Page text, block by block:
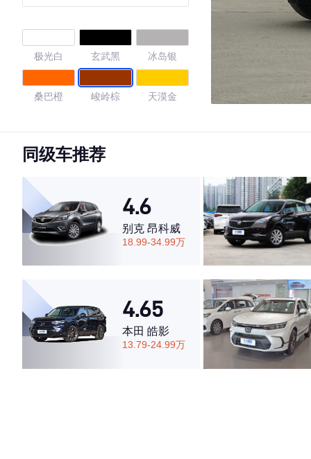
极光白 玄武黑 冰岛银
桑巴橙 峻岭棕 天漠金
4.62
·外观表现较为优秀，优于50%同级车
·内饰表现一般，低于79%同级车
·空间表现较为优秀，优于59%同级车
同级车推荐
4.6
别克 昂科威
18.99-34.99万
4.65
本田 皓影
13.79-24.99万